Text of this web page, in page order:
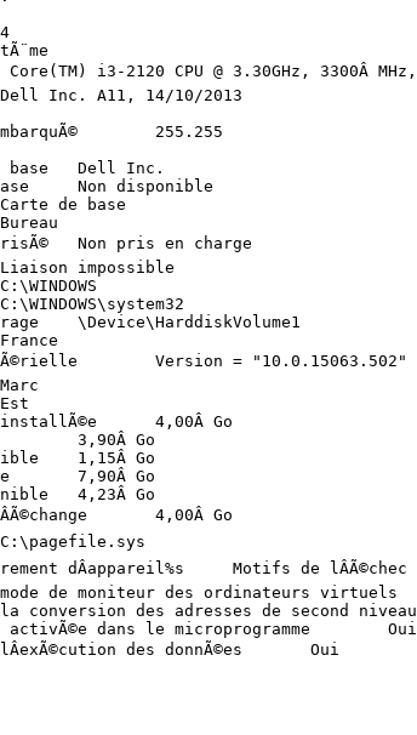
255.255
Inc.
charge
4,00Â Go
Go
Go
4,00Â Go
du matÃ©riel a Ã©chouÃ© et lÂappareil nÂest pas InstantGo, DÃ©tection de bus/dÂappareils compatibles DMA non autorisÃ©s, TPM inutilisable
de moniteur des ordinateurs virtuels	Oui
des adresses de second niveau	Oui
dans le microprogramme	Oui